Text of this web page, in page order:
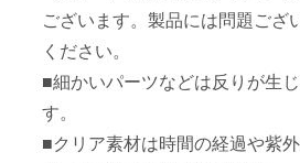
ございます。製品には問題ござ
ください。
■細かいパーツなどは反りが生
す。
■クリア素材は時間の経過や紫